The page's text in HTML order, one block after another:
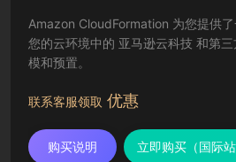
Amazon CloudFormation 为您提供
您的云环境中的 亚马逊云科技 和第
模和预置。
联系客服领取 优惠
购买说明 立即购买（国际站